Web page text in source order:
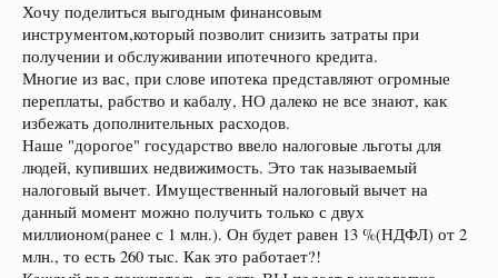
Хочу поделиться выгодным финансовым
инструментом,который позволит снизить затраты при
получении и обслуживании ипотечного кредита.
Многие из вас, при слове ипотека представляют огромные
переплаты, рабство и кабалу, НО далеко не все знают, как
избежать дополнительных расходов.
Наше "дорогое" государство ввело налоговые льготы для
людей, купивших недвижимость. Это так называемый
налоговый вычет. Имущественный налоговый вычет на
данный момент можно получить только с двух
миллионом(ранее с 1 млн.). Он будет равен 13 %(НДФЛ) от 2
млн., то есть 260 тыс. Как это работает?!